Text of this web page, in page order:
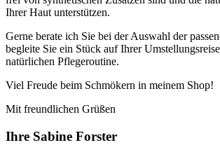
Ihrer Haut unterstützen.
Gerne berate ich Sie bei der Auswahl der
begleite Sie ein Stück auf Ihrer
natürlichen Pflegeroutine.
Viel Freude beim Schmökern in meinem Shop!
Mit freundlichen Grüßen
Ihre Sabine Forster